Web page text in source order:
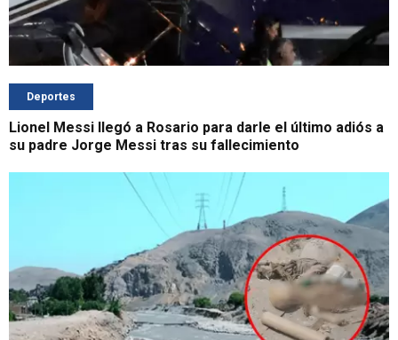
Deportes
Lionel Messi llegó a Rosario para darle el último adiós a
su padre Jorge Messi tras su fallecimiento